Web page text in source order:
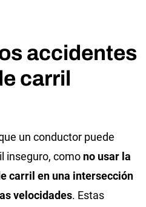
accidentes
carril
un conductor puede
inseguro, como no usar la
carril en una intersección
velocidades. Estas